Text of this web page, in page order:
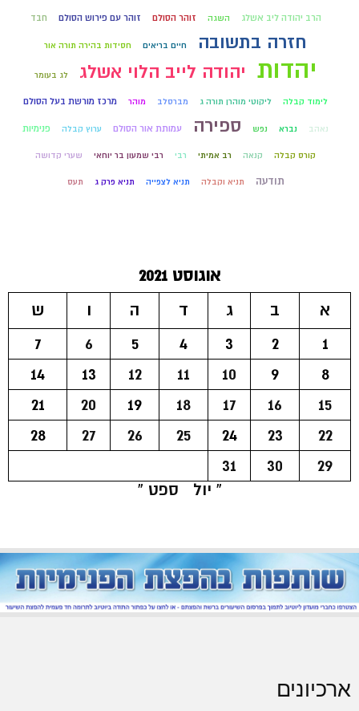
הרב יהודה ליב אשלג השגה זוהר הסולם זוהר עם פירוש הסולם חבד
חזרה בתשובה חיים בריאים חסידות בהירה תורה אור
יהדות יהודה לייב הלוי אשלג לג בעומר
לימוד קבלה ליקוטי מוהרן תורה ג מברסלב מוהר מרכז מורשת בעל הסולם
נאהב נברא נפש ספירה עמותת אור הסולם ערוץ קבלה פנימיות
קורס קבלה קנאה רב אמיתי רבי רבי שמעון בר יוחאי שערי קדושה
תודעה תניא וקבלה תניא לצפייה תניא פרק ג תעס
אוגוסט 2021
א
ב ג ד ה ו
ש
1
2
3
4
5
6
7
8
9
10
11
12
13
14
15
16
17
18
19
20
21
22
23
24
25
26
27
28
29
30
31
« יול
ספט »
ארכיונים